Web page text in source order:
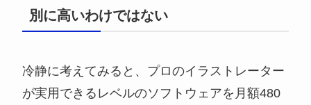
別に高いわけではない
冷静に考えてみると、プロのイラストレーター
が実用できるレベルのソフトウェアを月額480